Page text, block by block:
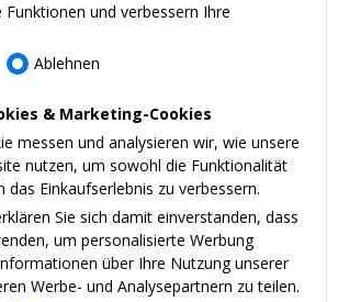
Funktionen und verbessern Ihre
Ablehnen
& Marketing-Cookies
messen und analysieren wir, wie unsere
nutzen, um sowohl die Funktionalität
das Einkaufserlebnis zu verbessern.
Sie sich damit einverstanden, dass
um personalisierte Werbung
über Ihre Nutzung unserer
Werbe- und Analysepartnern zu teilen.